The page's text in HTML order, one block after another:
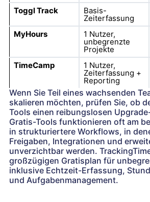
Toggl Track Basis-
Zeiterfassung
MyHours
1 Nutzer,
unbegrenzte
Projekte
TimeCamp 1 Nutzer,
Zeiterfassung +
Reporting
Wenn Sie Teil eines wachsenden
skalieren möchten, prüfen Sie, ob
Tools einen reibungslosen
Gratis-Tools funktionieren oft am
in strukturiertere Workflows, in
Freigaben, Integrationen und
unverzichtbar werden.
großzügigen Gratisplan für
inklusive Echtzeit-Erfassung,
und Aufgabenmanagement.